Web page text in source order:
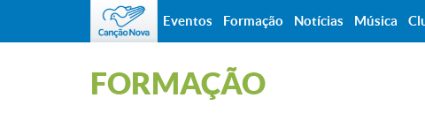
FORMAÇÃO
Eventos Formação Notícias Música